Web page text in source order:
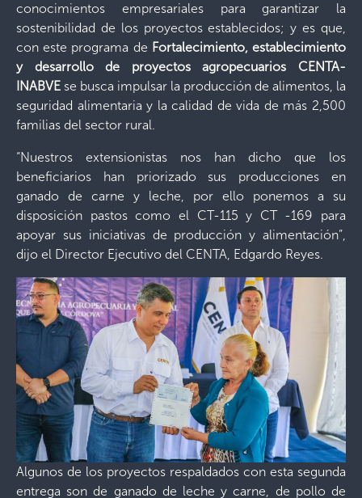
conocimientos empresariales para garantizar la
sostenibilidad de los proyectos establecidos; y es que,
con este programa de Fortalecimiento, establecimiento
y desarrollo de proyectos agropecuarios CENTA-
INABVE se busca impulsar la producción de alimentos, la
seguridad alimentaria y la calidad de vida de más 2,500
familias del sector rural.
“Nuestros extensionistas nos han dicho que los
beneficiarios han priorizado sus producciones en
ganado de carne y leche, por ello ponemos a su
disposición pastos como el CT-115 y CT -169 para
apoyar sus iniciativas de producción y alimentación”,
dijo el Director Ejecutivo del CENTA, Edgardo Reyes.
Algunos de los proyectos respaldados con esta segunda
entrega son de ganado de leche y carne, de pollo de